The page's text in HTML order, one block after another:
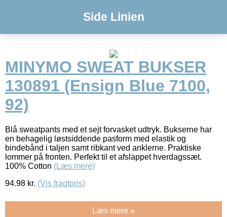
Side Linien
MINYMO SWEAT BUKSER
130891 (Ensign Blue 7100,
92)
Blå sweatpants med et sejt forvasket udtryk. Bukserne har
en behagelig løstsiddende pasform med elastik og
bindebånd i taljen samt ribkant ved anklerne. Praktiske
lommer på fronten. Perfekt til et afslappet hverdagssæt.
100% Cotton (Læs mere)
94.98 kr. (Vis fragtpris)
Læs mere »